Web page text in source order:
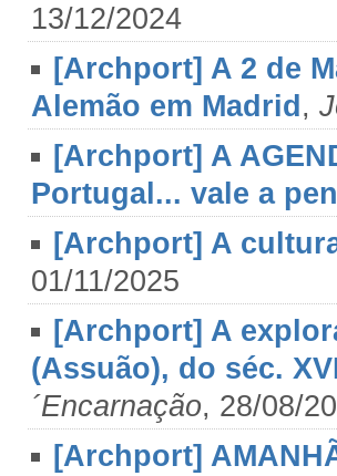
13/12/2024
[Archport] A 2 de
Alemão em Madrid ,
[Archport] A
Portugal... vale a
[Archport] A
01/11/2025
[Archport] A
(Assuão), do séc.
´Encarnação, 28/08/
[Archport]